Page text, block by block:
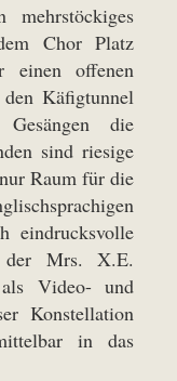
Chor Platz
offenen
Käfigtunnel
die
sind riesige
Raum für die
eindrucksvolle
der Mrs. X.E.
Video- und
Konstellation
in das